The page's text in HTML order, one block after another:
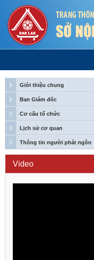
Giới thiệu chung
Ban Giám đốc
Cơ cấu tổ chức
Lịch sử cơ quan
Thông tin người phát ngôn
Video